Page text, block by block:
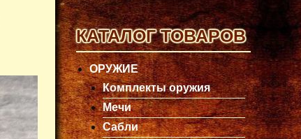
КАТАЛОГ ТОВАРОВ
ОРУЖИЕ
Комплекты оружия
Мечи
Сабли